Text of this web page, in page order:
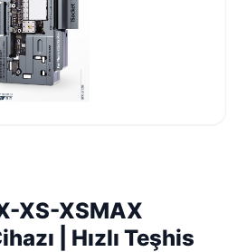
XS-XSMAX
| Hızlı Teşhis